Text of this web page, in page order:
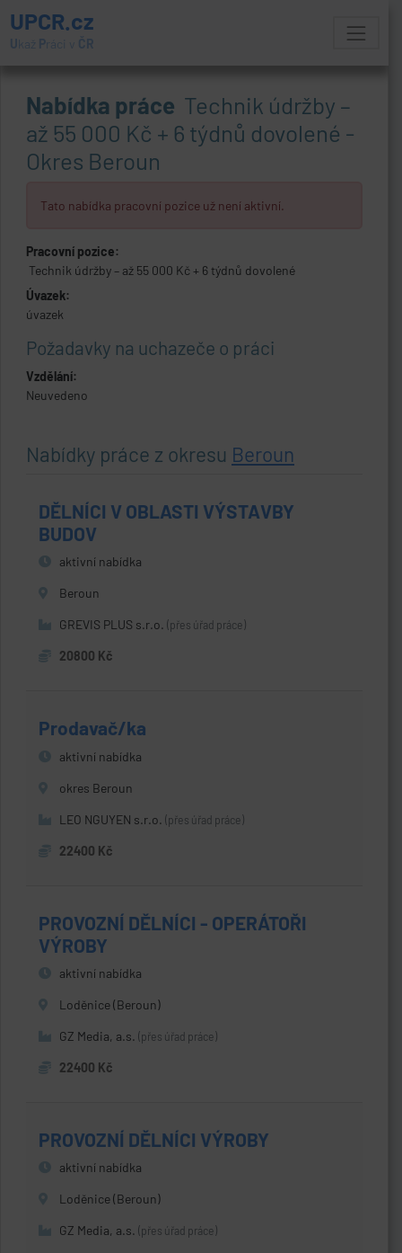
UPCR.cz
U kaž Práci v ČR
Nabídka práce ️ Technik údržby –
až 55 000 Kč + 6 týdnů dovolené -
Okres Beroun
Tato nabídka pracovní pozice už není aktivní.
Pracovní pozice:
️ Technik údržby – až 55 000 Kč + 6 týdnů dovolené
Úvazek:
úvazek
Požadavky na uchazeče o práci
Vzdělání:
Neuvedeno
Nabídky práce z okresu Beroun
DĚLNÍCI V OBLASTI VÝSTAVBY
BUDOV
aktivní nabídka
Beroun
GREVIS PLUS s.r.o. (přes úřad práce)
20800 Kč
Prodavač/ka
aktivní nabídka
okres Beroun
LEO NGUYEN s.r.o. (přes úřad práce)
22400 Kč
PROVOZNÍ DĚLNÍCI - OPERÁTOŘI
VÝROBY
aktivní nabídka
Loděnice (Beroun)
GZ Media, a.s. (přes úřad práce)
22400 Kč
PROVOZNÍ DĚLNÍCI VÝROBY
aktivní nabídka
Loděnice (Beroun)
GZ Media, a.s. (přes úřad práce)